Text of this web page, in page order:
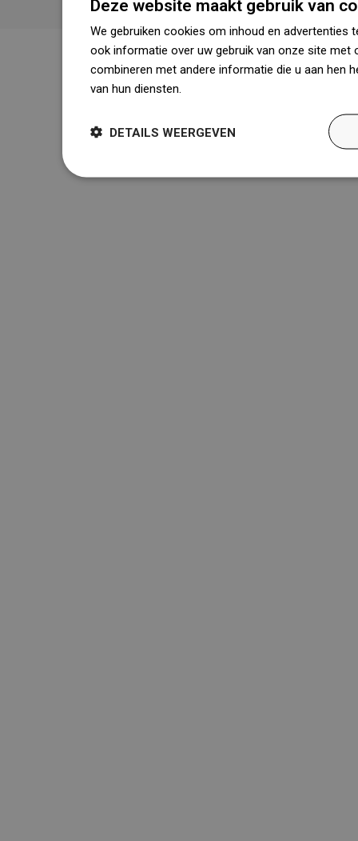
Deze website maakt gebruik van
We gebruiken cookies om inhoud en advertenties
ook informatie over uw gebruik van onze site met
combineren met andere informatie die u aan hen
van hun diensten.
DETAILS WEERGEVEN